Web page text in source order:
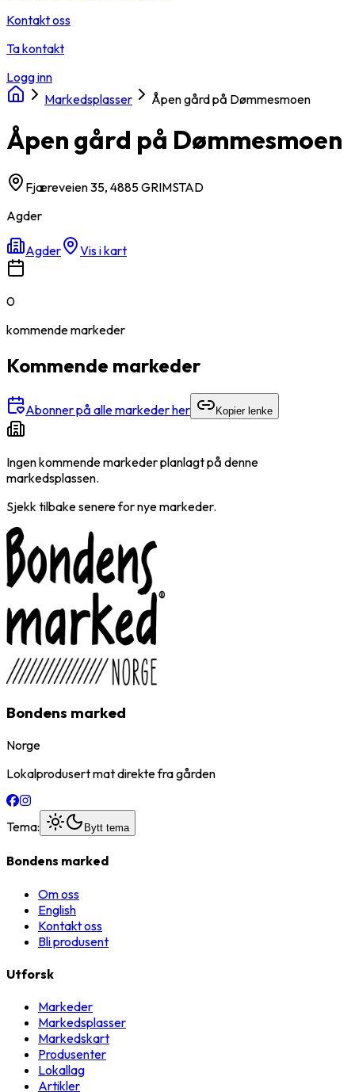
Kontakt oss
Ta kontakt
Logg inn
Markedsplasser
Åpen gård på Dømmesmoen
Åpen gård på Dømmesmoen
Fjæreveien 35, 4885 GRIMSTAD
Agder
Agder Vis i kart
0
kommendemarkeder
Kommende markeder
Abonner på alle markeder her Kopier lenke
Ingen kommende markeder planlagt på denne
markedsplassen.
Sjekk tilbake senere for nye markeder.
Bondens marked
Norge
Lokalprodusert mat direkte fra gården
Tema: Bytt tema
Bondens marked
Om oss
English
Kontakt oss
Bli produsent
Utforsk
Markeder
Markedsplasser
Markedskart
Produsenter
Lokallag
Artikler